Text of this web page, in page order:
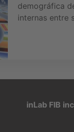
demográfica
internas entre
inLab FIB